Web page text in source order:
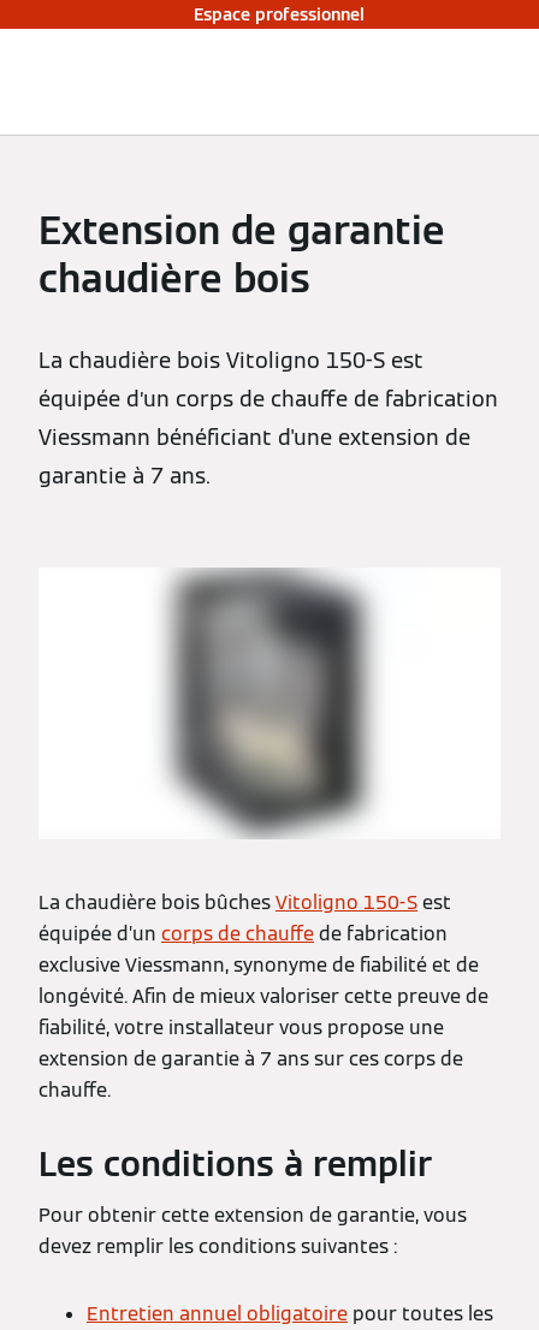
Espace professionnel
Extension de garantie
chaudière bois
La chaudière bois Vitoligno 150-S est
équipée d’un corps de chauffe de fabrication
Viessmann bénéficiant d'une extension de
garantie à 7 ans.
La chaudière bois bûchesVitoligno 150-Sest
équipée d’un corps de chauffede fabrication
exclusive Viessmann, synonyme de fiabilité et de
longévité. Afin de mieux valoriser cette preuve de
fiabilité, votre installateur vous propose une
extension de garantie à 7 ans sur ces corps de
chauffe.
Les conditions à remplir
Pour obtenir cette extension de garantie, vous
devez remplir les conditions suivantes :
Entretien annuel obligatoire pour toutes les